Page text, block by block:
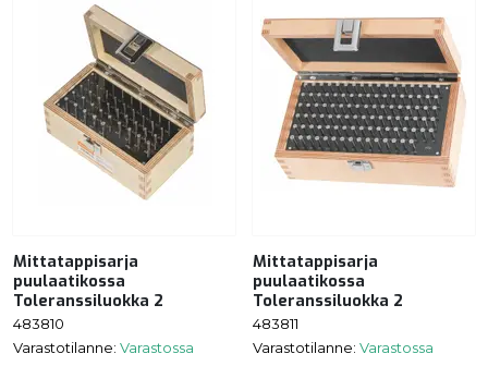
Mittatappisarja
puulaatikossa
Toleranssiluokka 2
483810
Varastotilanne: Varastossa
Mittatappisarja
puulaatikossa
Toleranssiluokka 2
483811
Varastotilanne: Varastossa